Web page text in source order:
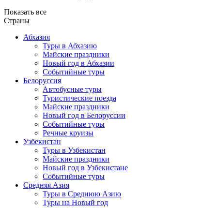
Показать все
Страны
Абхазия
Туры в Абхазию
Майские праздники
Новый год в Абхазии
Событийные туры
Белоруссия
Автобусные туры
Туристические поезда
Майские праздники
Новый год в Белоруссии
Событийные туры
Речные круизы
Узбекистан
Туры в Узбекистан
Майские праздники
Новый год в Узбекистане
Событийные туры
Средняя Азия
Туры в Среднюю Азию
Туры на Новый год